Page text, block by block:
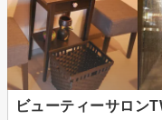
ビューティーサロン